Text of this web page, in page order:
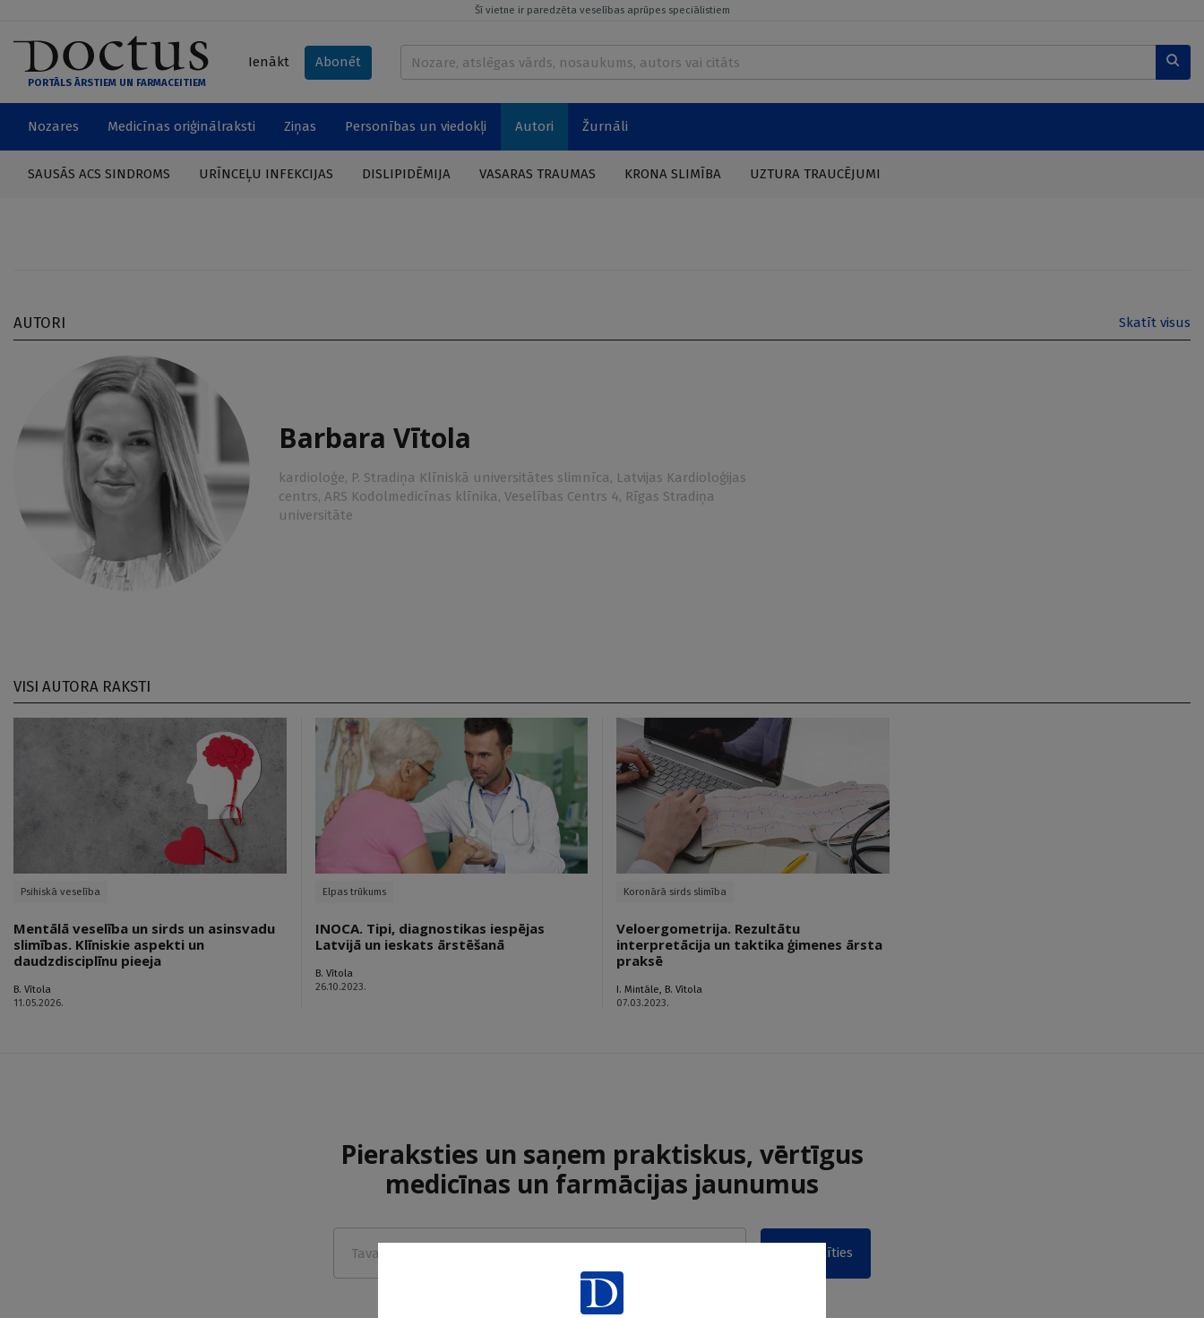
Šī vietne ir paredzēta veselības aprūpes speciālistiem
PORTĀLS ĀRSTIEM UN FARMACEITIEM
Ienākt Abonēt
Nozares Medicīnas oriģinālraksti Ziņas Personības un viedokļi Autori Žurnāli
SAUSĀS ACS SINDROMS URĪNCEĻU INFEKCIJAS DISLIPIDĒMIJA VASARAS TRAUMAS KRONA SLIMĪBA UZTURA TRAUCĒJUMI
AUTORI Skatīt visus
Barbara Vītola
kardioloģe, P. Stradiņa Klīniskā universitātes slimnīca, Latvijas Kardioloģijas
centrs, ARS Kodolmedicīnas klīnika, Veselības Centrs 4, Rīgas Stradiņa
universitāte
VISI AUTORA RAKSTI
Psihiskā veselība
Mentālā veselība un sirds un asinsvadu
slimības. Klīniskie aspekti un
daudzdisciplīnu pieeja
B. Vītola
11.05.2026.
Elpas trūkums
INOCA. Tipi, diagnostikas iespējas
Latvijā un ieskats ārstēšanā
B. Vītola
26.10.2023.
Koronārā sirds slimība
Veloergometrija. Rezultātu
interpretācija un taktika ģimenes ārsta
praksē
I. Mintāle, B. Vītola
07.03.2023.
Pieraksties un saņem praktiskus, vērtīgus
medicīnas un farmācijas jaunumus
Pierakstīties